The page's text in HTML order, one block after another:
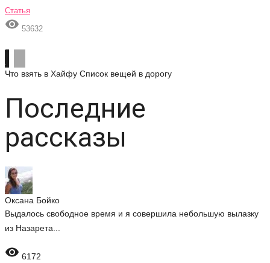
Статья
 53632
Что взять в Хайфу Список вещей в дорогу
Последние
рассказы
Оксана Бойко
Выдалось свободное время и я совершила небольшую вылазку
из Назарета...
 6172